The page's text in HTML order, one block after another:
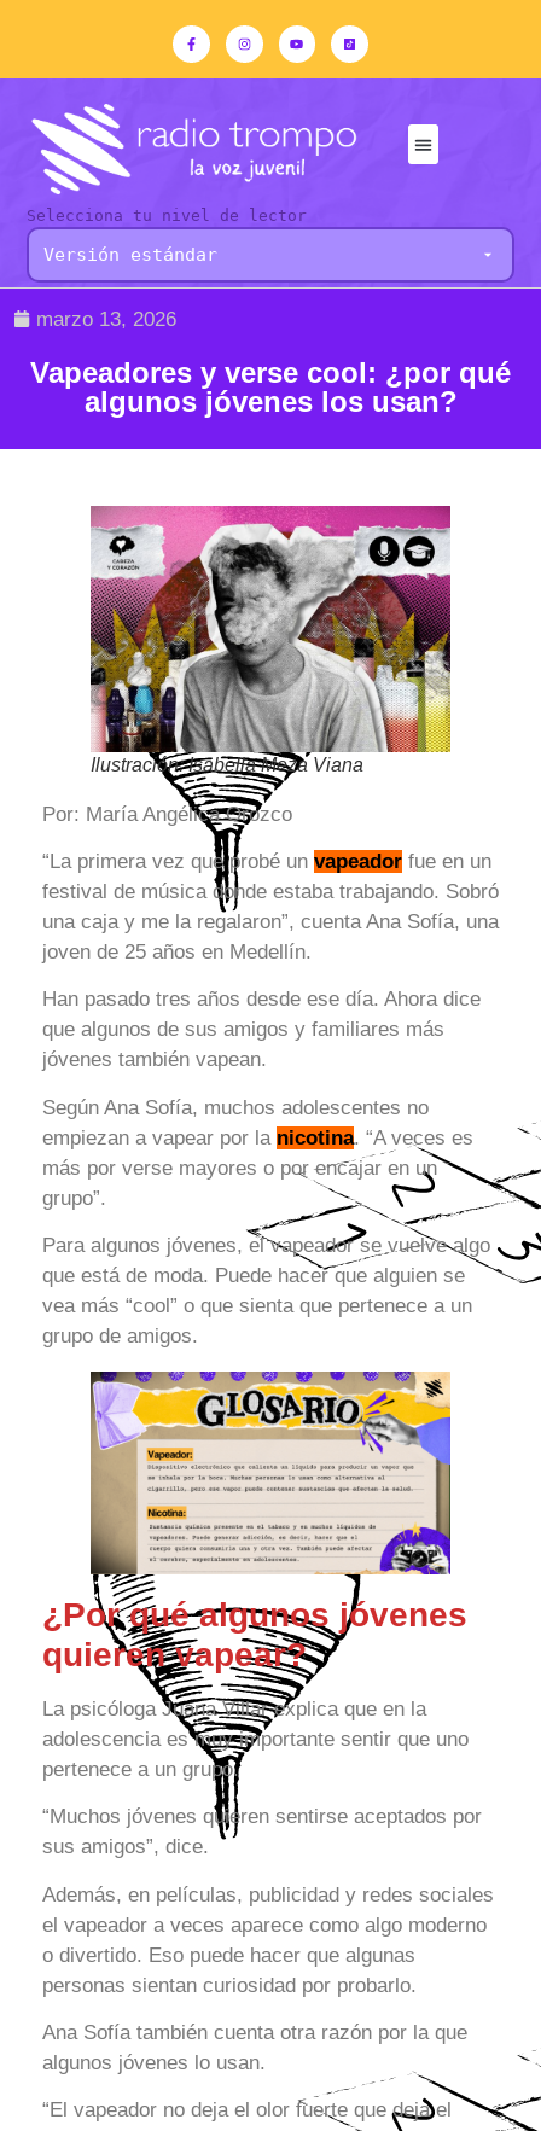
Selecciona tu nivel de lector
marzo 13, 2026
Vapeadores y verse cool: ¿por qué
algunos jóvenes los usan?
Ilustración: Isabella Meza Viana
Por: María Angélica Orozco
“La primera vez que probé un vapeador fue en un
festival de música donde estaba trabajando. Sobró
una caja y me la regalaron”, cuenta Ana Sofía, una
joven de 25 años en Medellín.
Han pasado tres años desde ese día. Ahora dice
que algunos de sus amigos y familiares más
jóvenes también vapean.
Según Ana Sofía, muchos adolescentes no
empiezan a vapear por la nicotina. “A veces es
más por verse mayores o por encajar en un
grupo”.
Para algunos jóvenes, el vapeador se vuelve algo
que está de moda. Puede hacer que alguien se
vea más “cool” o que sienta que pertenece a un
grupo de amigos.
¿Por qué algunos jóvenes
quieren vapear?
La psicóloga Juana Villar explica que en la
adolescencia es muy importante sentir que uno
pertenece a un grupo.
“Muchos jóvenes quieren sentirse aceptados por
sus amigos”, dice.
Además, en películas, publicidad y redes sociales
el vapeador a veces aparece como algo moderno
o divertido. Eso puede hacer que algunas
personas sientan curiosidad por probarlo.
Ana Sofía también cuenta otra razón por la que
algunos jóvenes lo usan.
“El vapeador no deja el olor fuerte que deja el